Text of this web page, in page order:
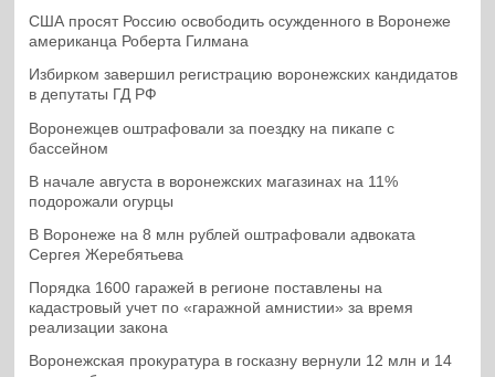
США просят Россию освободить осужденного в Воронеже
американца Роберта Гилмана
Избирком завершил регистрацию воронежских кандидатов
в депутаты ГД РФ
Воронежцев оштрафовали за поездку на пикапе с
бассейном
В начале августа в воронежских магазинах на 11%
подорожали огурцы
В Воронеже на 8 млн рублей оштрафовали адвоката
Сергея Жеребятьева
Порядка 1600 гаражей в регионе поставлены на
кадастровый учет по «гаражной амнистии» за время
реализации закона
Воронежская прокуратура в госказну вернули 12 млн и 14